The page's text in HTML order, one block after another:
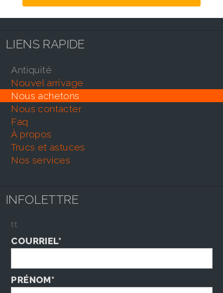
LIENS RAPIDE
antiquité
nouvel arrivage
nous achetons
nous contacter
faq
À propos
trucs et astuces
nos services
INFOLETTRE
tt
COURRIEL*
PRÉNOM*